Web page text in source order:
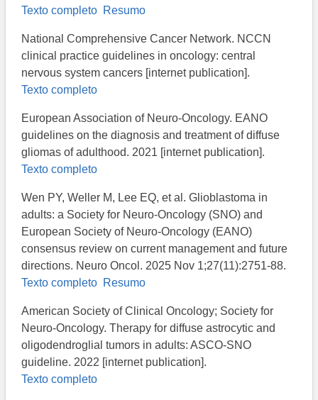
Texto completo Resumo
National Comprehensive Cancer Network. NCCN
clinical practice guidelines in oncology: central
nervous system cancers [internet publication].
Texto completo
European Association of Neuro-Oncology. EANO
guidelines on the diagnosis and treatment of diffuse
gliomas of adulthood. 2021 [internet publication].
Texto completo
Wen PY, Weller M, Lee EQ, et al. Glioblastoma in
adults: a Society for Neuro-Oncology (SNO) and
European Society of Neuro-Oncology (EANO)
consensus review on current management and future
directions. Neuro Oncol. 2025 Nov 1;27(11):2751-88.
Texto completo Resumo
American Society of Clinical Oncology; Society for
Neuro-Oncology. Therapy for diffuse astrocytic and
oligodendroglial tumors in adults: ASCO-SNO
guideline. 2022 [internet publication].
Texto completo